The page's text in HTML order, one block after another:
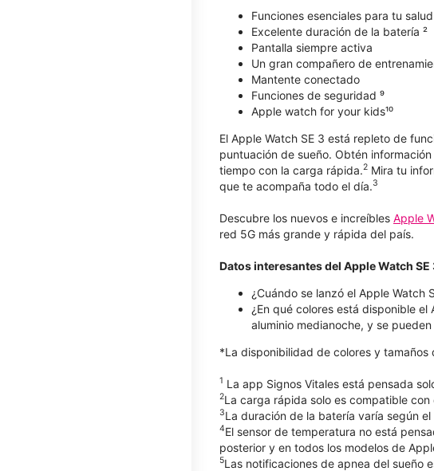
Funciones esenciales para tu salud ¹
Excelente duración de la batería ²
Pantalla siempre activa
Un gran compañero de
Mantente conectado
Funciones de seguridad ⁹
Apple watch for your kids¹⁰
El Apple Watch SE 3 está repleto de
puntuación de sueño. Obtén
tiempo con la carga rápida.2 Mira tu
que te acompaña todo el día.3
Descubre los nuevos e increíbles Apple
red 5G más grande y rápida del país.
Datos interesantes del Apple Watch SE
¿Cuándo se lanzó el Apple Watch
¿En qué colores está disponible
aluminio medianoche, y se
*La disponibilidad de colores y
1 La app Signos Vitales está pensada
2La carga rápida solo es compatible
3La duración de la batería varía según
4El sensor de temperatura no está
posterior y en todos los modelos de
5Las notificaciones de apnea del sueño